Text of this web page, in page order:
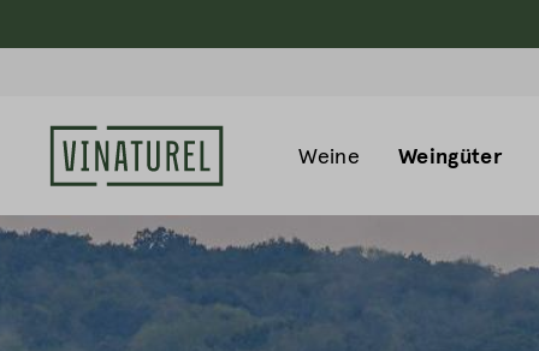
Weine Weingüter